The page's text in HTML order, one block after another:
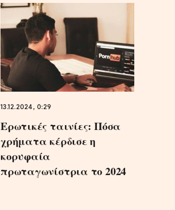
13.12.2024, 0:29
Ερωτικές ταινίες: Πόσα
χρήματα κέρδισε η
κορυφαία
πρωταγωνίστρια το 2024